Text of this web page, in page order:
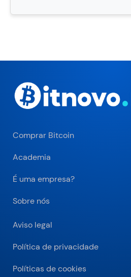
Comprar Bitcoin
Academia
É uma empresa?
Sobre nós
Aviso legal
Política de privacidade
Políticas de cookies